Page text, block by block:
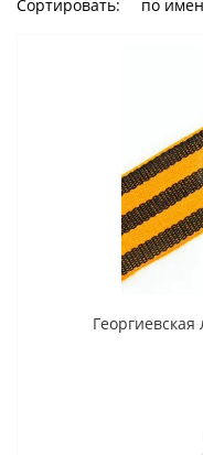
Сортировать: по